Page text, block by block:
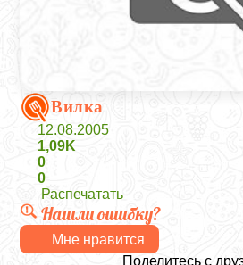
Вилка
12.08.2005
1,09K
0
0
Распечатать
Нашли ошибку?
Мне нравится
Поделитесь с